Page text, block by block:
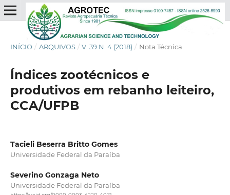
INÍCIO / ARQUIVOS / V. 39 N. 4 (2018) / Nota Técnica
Índices zootécnicos e
produtivos em rebanho leiteiro,
CCA/UFPB
Tacieli Beserra Britto Gomes
Universidade Federal da Paraíba
Severino Gonzaga Neto
Universidade Federal da Paraíba